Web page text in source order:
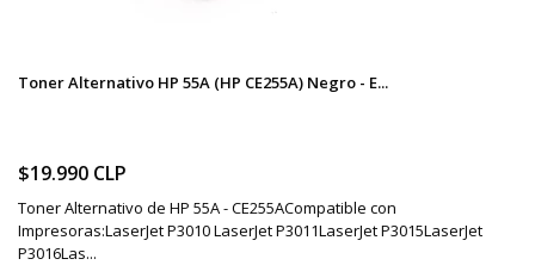
Toner Alternativo HP 55A (HP CE255A) Negro - E...
$19.990 CLP
Toner Alternativo de HP 55A - CE255ACompatible con
Impresoras:LaserJet P3010 LaserJet P3011LaserJet P3015LaserJet
P3016Las...